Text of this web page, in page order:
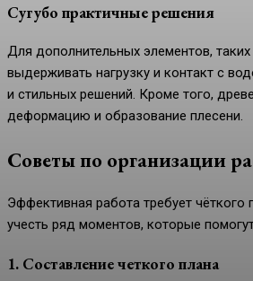
Сугубо практичные решения
Для дополнительных элементов,
выдерживать нагрузку и контакт с
и стильных решений. Кроме того,
деформацию и образование плесени.
Советы по организации
Эффективная работа требует чёткого
учесть ряд моментов, которые
1. Составление четкого плана